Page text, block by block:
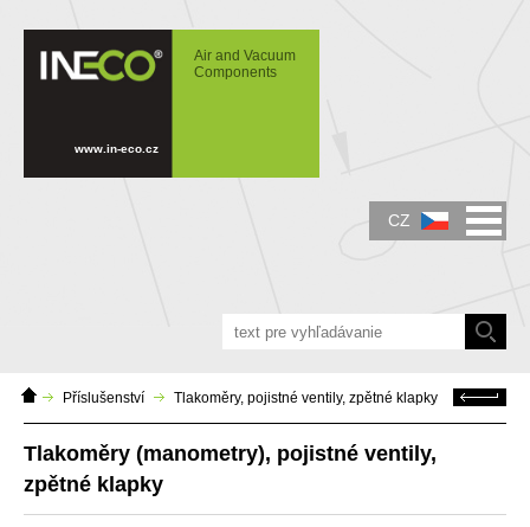
Tlakoměry (manometry), pojistné ventily,
zpětné klapky
Air and Vacuum
Components
www.in-eco.cz
Domácí
stránka
Příslušenství Tlakoměry, pojistné ventily, zpětné klapky Zpět
Tlakoměry (manometry), pojistné ventily,
zpětné klapky
CZ